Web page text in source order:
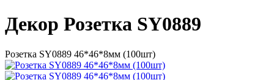
Декор Розетка SY0889
Розетка SY0889 46*46*8мм (100шт)